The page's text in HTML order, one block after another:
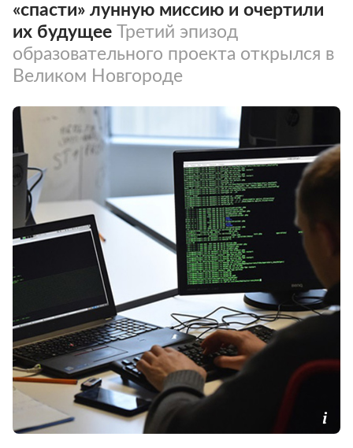
«спасти» лунную миссию и очертили
их будущее Третий эпизод
образовательного проекта открылся в
Великом Новгороде